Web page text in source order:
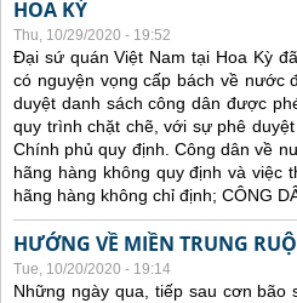
HOA KỲ
Thu, 10/29/2020 - 19:52
Đại sứ quán Việt Nam tại Hoa Kỳ
có nguyện vọng cấp bách về nước
duyệt danh sách công dân được
quy trình chặt chẽ, với sự phê
Chính phủ quy định. Công dân về
hãng hàng không quy định và việc
hãng hàng không chỉ định; CÔNG
HƯỚNG VỀ MIỀN TRUNG
Tue, 10/20/2020 - 19:14
Những ngày qua, tiếp sau cơn